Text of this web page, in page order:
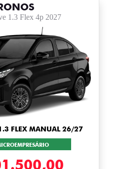
1.3 Flex 4p 2027
CRONOS DRIVE 1.3 FLEX MANUAL 26/27